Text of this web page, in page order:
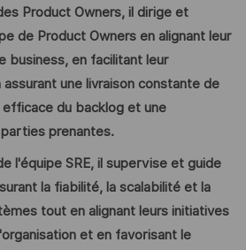
Product Owners, il dirige et
de Product Owners en alignant leur
business, en facilitant leur
une livraison constante de
du backlog et une
prenantes.
l'équipe SRE, il supervise et guide
la fiabilité, la scalabilité et la
tout en alignant leurs initiatives
et en favorisant le